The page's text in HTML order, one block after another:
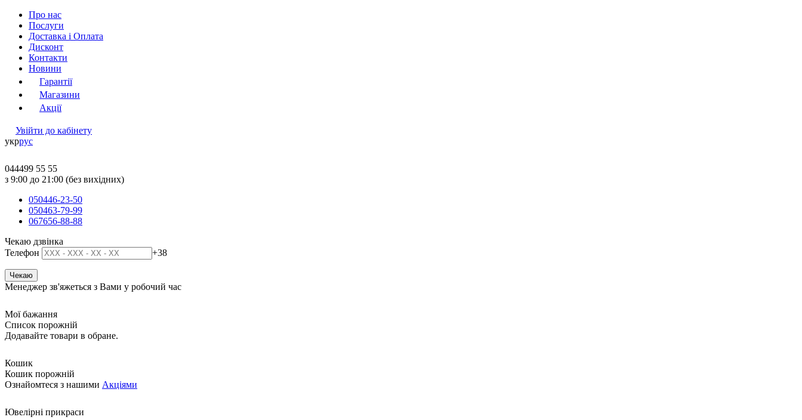
Про нас
Послуги
Доставка і Оплата
Дисконт
Контакти
Новини
Гарантії
Магазини
Акції
Увійти до кабінету
укррус
044499 55 55
з 9:00 до 21:00 (без вихідних)
050446-23-50
050463-79-99
067656-88-88
Чекаю дзвінка
Телефон
+38
Менеджер зв'яжеться з Вами у робочий час
Мої бажання
Список порожній
Додавайте товари в обране.
Кошик
Кошик порожній
Ознайомтеся з нашими Акціями
Ювелірні прикраси